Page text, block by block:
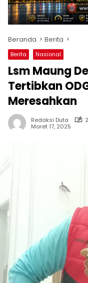
Beranda Berita
Berita Nasional
Lsm Maung
Tertibkan
Meresahkan
Redaksi Duta
Maret 17, 2025